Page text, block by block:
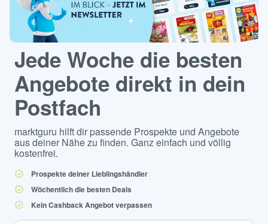
Jede Woche die besten
Angebote direkt in dein
Postfach
marktguru hilft dir passende Prospekte und Angebote
aus deiner Nähe zu finden. Ganz einfach und völlig
kostenfrei.
Prospekte deiner Lieblingshändler
Wöchentlich die besten Deals
Kein Cashback Angebot verpassen